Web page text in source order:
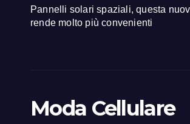
Pannelli solari spaziali, questa
rende molto più convenienti
Moda Cellulare